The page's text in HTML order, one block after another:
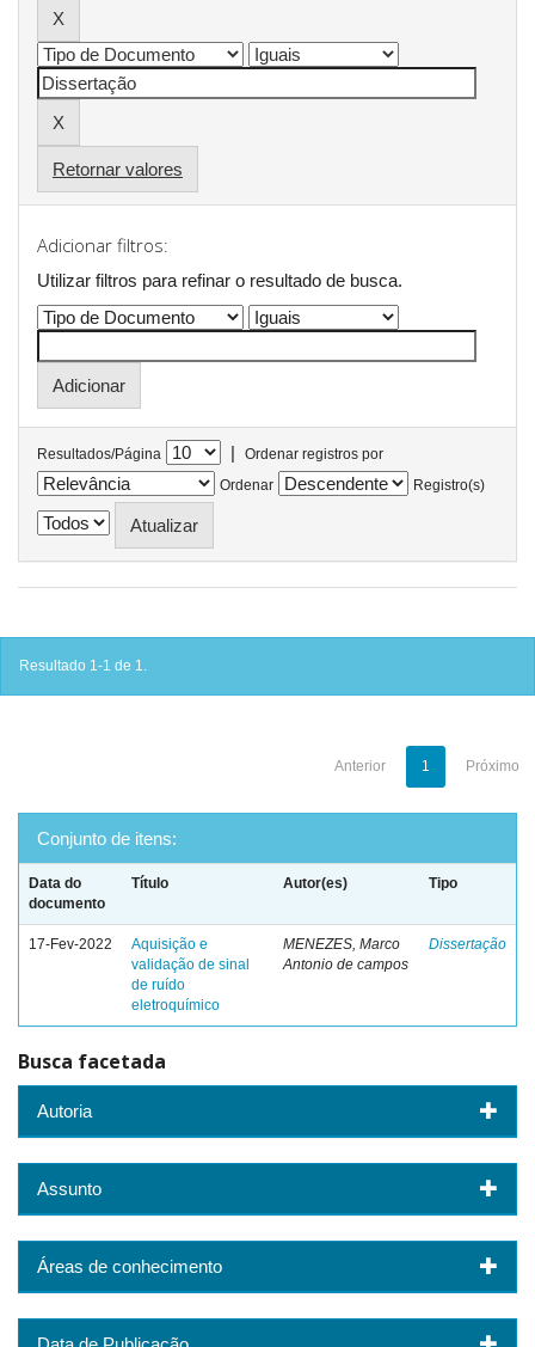
Retornar valores
Adicionar filtros:
Utilizar filtros para refinar o resultado de busca.
Resultados/Página |
Ordenar registros por
Ordenar
Registro(s)
Resultado 1-1 de 1.
Anterior 1 Próximo
Conjunto de itens:
Data do
documento
Título Autor(es) Tipo
17-Fev-2022
Aquisição e
validação de sinal
de ruído
eletroquímico
MENEZES, Marco
Antonio de campos
Dissertação
Busca facetada
Autoria
Assunto
Áreas de conhecimento